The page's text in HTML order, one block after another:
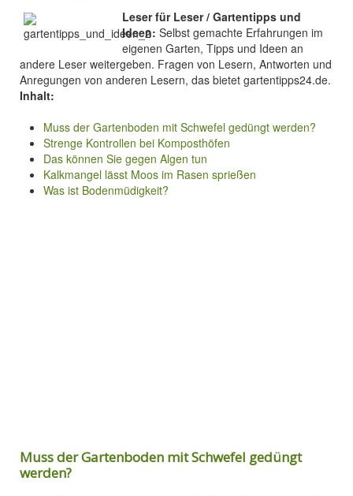
Leser für Leser / Gartentipps und
Ideen: Selbst gemachte Erfahrungen im
eigenen Garten, Tipps und Ideen an
andere Leser weitergeben. Fragen von Lesern, Antworten und
Anregungen von anderen Lesern, das bietet gartentipps24.de.
Inhalt:
Muss der Gartenboden mit Schwefel gedüngt werden?
Strenge Kontrollen bei Komposthöfen
Das können Sie gegen Algen tun
Kalkmangel lässt Moos im Rasen sprießen
Was ist Bodenmüdigkeit?
Muss der Gartenboden mit Schwefel gedüngt
werden?